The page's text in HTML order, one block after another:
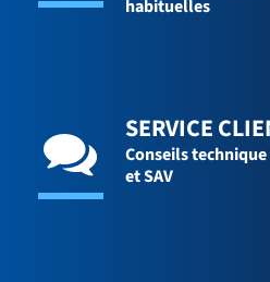
habituelles
SERVICE
Conseils technique
et SAV